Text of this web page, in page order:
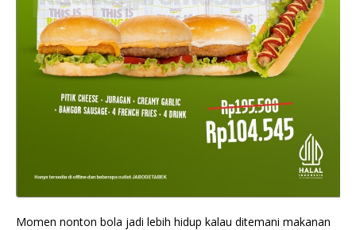
Momen nonton bola jadi lebih hidup kalau ditemani makanan